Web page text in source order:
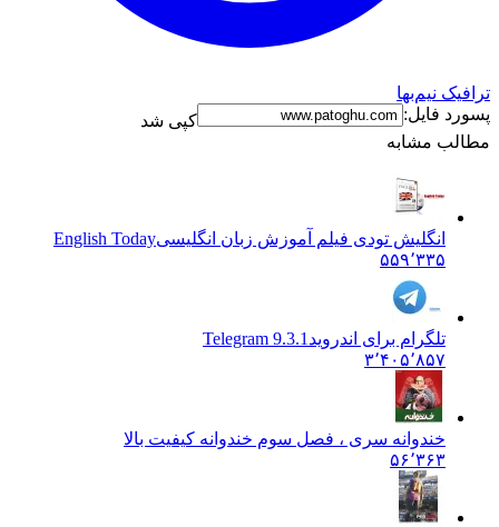
نیم‌بها
فایل:
کپی شد
مشابه
انگلیش تودی فیلم آموزش زبان انگليسیEnglish Today
۵۵۹٬۳۳۵
تلگرام برای اندروید Telegram 9.3.1
۳٬۴۰۵٬۸۵۷
خندوانه سری ، فصل سوم خندوانه کیفیت بالا
۵۶٬۳۶۳